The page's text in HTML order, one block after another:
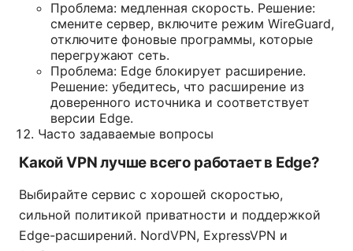
Проблема: медленная скорость. Решение:
смените сервер, включите режим WireGuard,
отключите фоновые программы, которые
перегружают сеть.
Проблема: Edge блокирует расширение.
Решение: убедитесь, что расширение из
доверенного источника и соответствует
версии Edge.
Часто задаваемые вопросы
Какой VPN лучше всего работает в Edge?
Выбирайте сервис с хорошей скоростью,
сильной политикой приватности и поддержкой
Edge-расширений. NordVPN, ExpressVPN и